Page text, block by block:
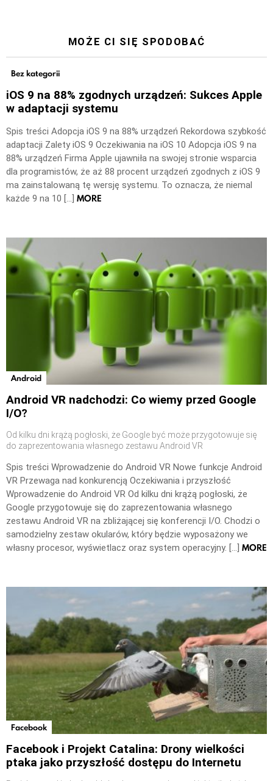
MOŻE CI SIĘ SPODOBAĆ
Bez kategorii
iOS 9 na 88% zgodnych urządzeń: Sukces Apple
w adaptacji systemu
Spis treści Adopcja iOS 9 na 88% urządzeń Rekordowa szybkość
adaptacji Zalety iOS 9 Oczekiwania na iOS 10 Adopcja iOS 9 na
88% urządzeń Firma Apple ujawniła na swojej stronie wsparcia
dla programistów, że aż 88 procent urządzeń zgodnych z iOS 9
ma zainstalowaną tę wersję systemu. To oznacza, że niemal
każde 9 na 10 […] MORE
Android
Android VR nadchodzi: Co wiemy przed Google
I/O?
Od kilku dni krążą pogłoski, że Google być może przygotowuje się
do zaprezentowania własnego zestawu Android VR
Spis treści Wprowadzenie do Android VR Nowe funkcje Android
VR Przewaga nad konkurencją Oczekiwania i przyszłość
Wprowadzenie do Android VR Od kilku dni krążą pogłoski, że
Google przygotowuje się do zaprezentowania własnego
zestawu Android VR na zbliżającej się konferencji I/O. Chodzi o
samodzielny zestaw okularów, który będzie wyposażony we
własny procesor, wyświetlacz oraz system operacyjny. […] MORE
Facebook
Facebook i Projekt Catalina: Drony wielkości
ptaka jako przyszłość dostępu do Internetu